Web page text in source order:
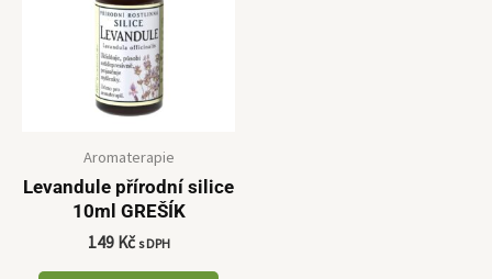
Aromaterapie
Levandule přírodní silice
10ml GREŠÍK
149 Kč s DPH